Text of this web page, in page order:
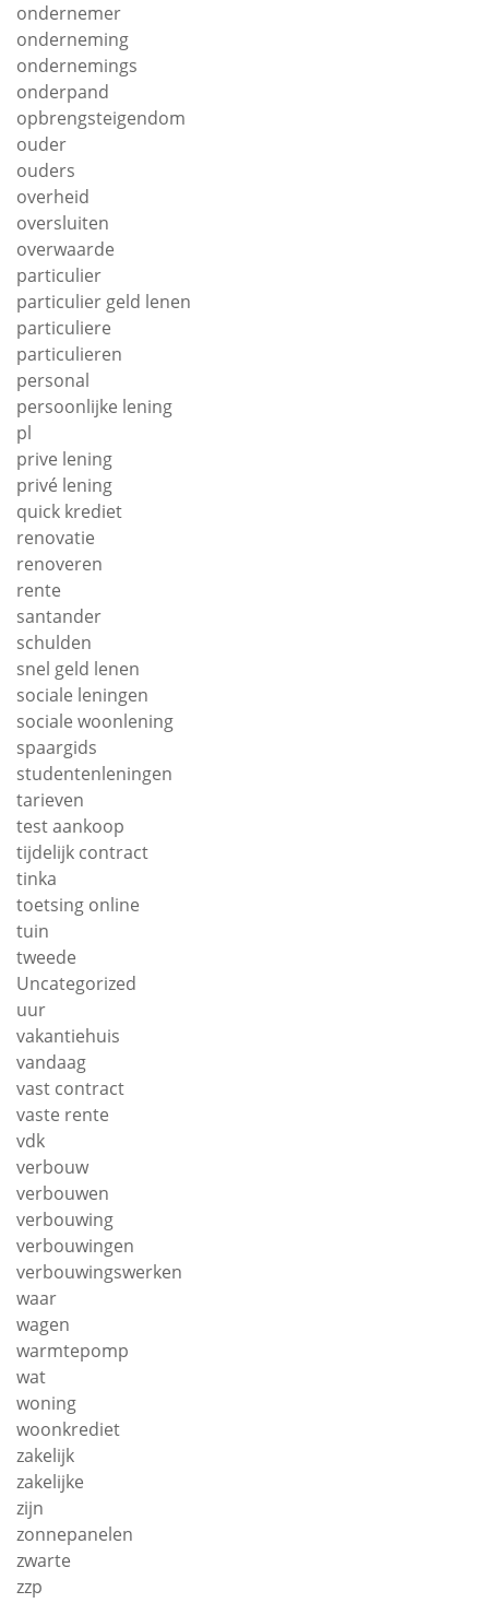
ondernemer
onderneming
ondernemings
onderpand
opbrengsteigendom
ouder
ouders
overheid
oversluiten
overwaarde
particulier
particulier geld lenen
particuliere
particulieren
personal
persoonlijke lening
pl
prive lening
privé lening
quick krediet
renovatie
renoveren
rente
santander
schulden
snel geld lenen
sociale leningen
sociale woonlening
spaargids
studentenleningen
tarieven
test aankoop
tijdelijk contract
tinka
toetsing online
tuin
tweede
Uncategorized
uur
vakantiehuis
vandaag
vast contract
vaste rente
vdk
verbouw
verbouwen
verbouwing
verbouwingen
verbouwingswerken
waar
wagen
warmtepomp
wat
woning
woonkrediet
zakelijk
zakelijke
zijn
zonnepanelen
zwarte
zzp